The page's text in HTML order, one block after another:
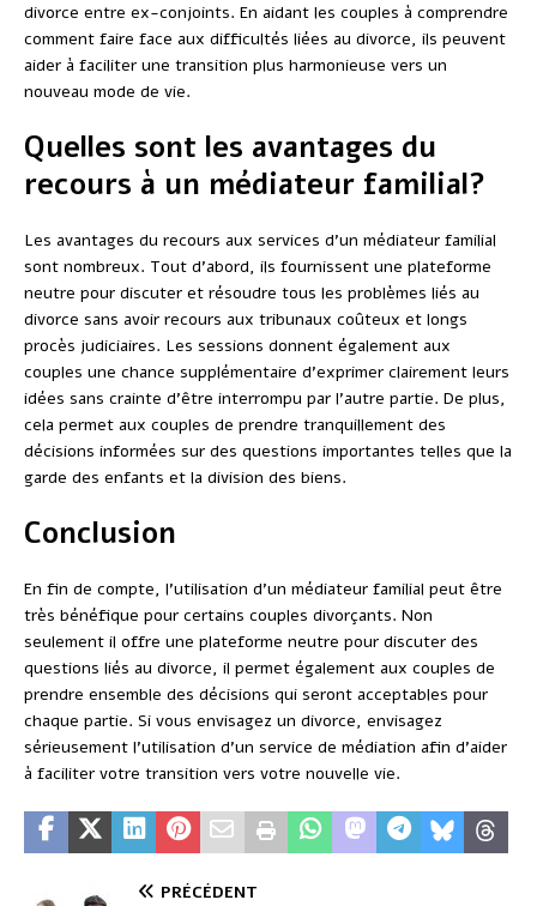
divorce entre ex-conjoints. En aidant les couples à comprendre
comment faire face aux difficultés liées au divorce, ils peuvent
aider à faciliter une transition plus harmonieuse vers un
nouveau mode de vie.
Quelles sont les avantages du
recours à un médiateur familial?
Les avantages du recours aux services d’un médiateur familial
sont nombreux. Tout d’abord, ils fournissent une plateforme
neutre pour discuter et résoudre tous les problèmes liés au
divorce sans avoir recours aux tribunaux coûteux et longs
procès judiciaires. Les sessions donnent également aux
couples une chance supplémentaire d’exprimer clairement leurs
idées sans crainte d’être interrompu par l’autre partie. De plus,
cela permet aux couples de prendre tranquillement des
décisions informées sur des questions importantes telles que la
garde des enfants et la division des biens.
Conclusion
En fin de compte, l’utilisation d’un médiateur familial peut être
très bénéfique pour certains couples divorçants. Non
seulement il offre une plateforme neutre pour discuter des
questions liés au divorce, il permet également aux couples de
prendre ensemble des décisions qui seront acceptables pour
chaque partie. Si vous envisagez un divorce, envisagez
sérieusement l’utilisation d’un service de médiation afin d’aider
à faciliter votre transition vers votre nouvelle vie.
PRÉCÉDENT